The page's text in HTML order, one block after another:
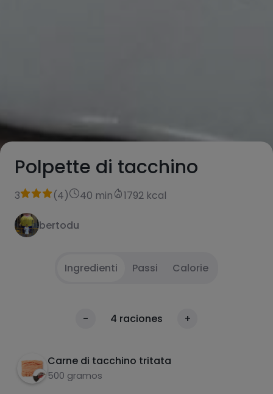
Polpette di tacchino
3 (4) 40 min 1792 kcal
bertodu
Ingredienti Passi Calorie
- 4 raciones +
Carne di tacchino tritata
500 gramos
Mettere la carne macinata in una ciotola,
tritare le olive, aggiungere la cipolla, l'aglio, la
mescolare bene.